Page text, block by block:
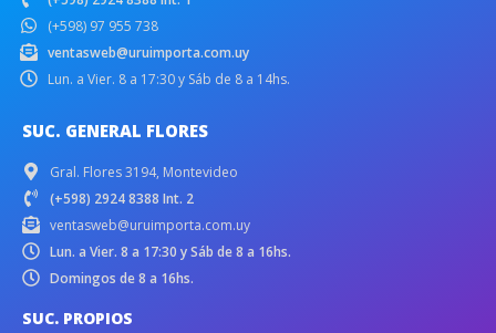
(+598) 97 955 738
ventasweb@uruimporta.com.uy
Lun. a Vier. 8 a 17:30 y Sáb de 8 a 14hs.
SUC. GENERAL FLORES
Gral. Flores 3194, Montevideo
(+598) 2924 8388 Int. 2
ventasweb@uruimporta.com.uy
Lun. a Vier. 8 a 17:30 y Sáb de 8 a 16hs.
Domingos de 8 a 16hs.
SUC. PROPIOS